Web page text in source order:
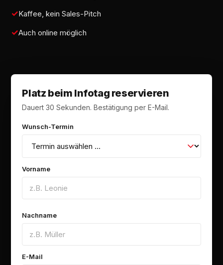
Kaffee, kein Sales-Pitch
Auch online möglich
Platz beim Infotag reservieren
Dauert 30 Sekunden. Bestätigung per E-Mail.
Wunsch-Termin
Vorname
Nachname
E-Mail